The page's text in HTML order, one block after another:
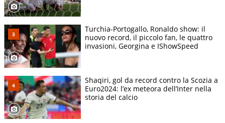
Turchia-Portogallo, Ronaldo show: il
nuovo record, il piccolo fan, le quattro
invasioni, Georgina e IShowSpeed
Shaqiri, gol da record contro la Scozia a
Euro2024: l’ex meteora dell’Inter nella
storia del calcio